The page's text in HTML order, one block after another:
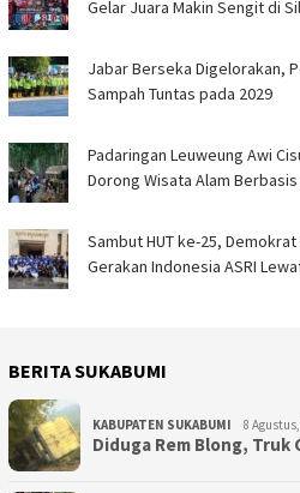
Gelar Juara Makin Sengit di
Jabar Berseka Digelorakan,
Sampah Tuntas pada 2029
Padaringan Leuweung Awi
Dorong Wisata Alam
Sambut HUT ke-25,
Gerakan Indonesia ASRI
BERITA SUKABUMI
KABUPATEN SUKABUMI 8
Diduga Rem Blong,